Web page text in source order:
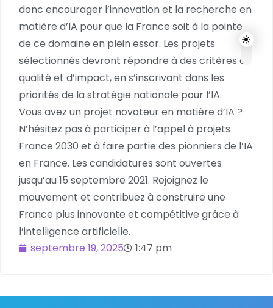
donc encourager l’innovation et la recherche en
matière d’IA pour que la France soit à la pointe
de ce domaine en plein essor. Les projets
sélectionnés devront répondre à des critères de
qualité et d’impact, en s’inscrivant dans les
priorités de la stratégie nationale pour l’IA.
Vous avez un projet novateur en matière d’IA ?
N’hésitez pas à participer à l’appel à projets
France 2030 et à faire partie des pionniers de l’IA
en France. Les candidatures sont ouvertes
jusqu’au 15 septembre 2021. Rejoignez le
mouvement et contribuez à construire une
France plus innovante et compétitive grâce à
l’intelligence artificielle.
septembre 19, 2025
1:47 pm